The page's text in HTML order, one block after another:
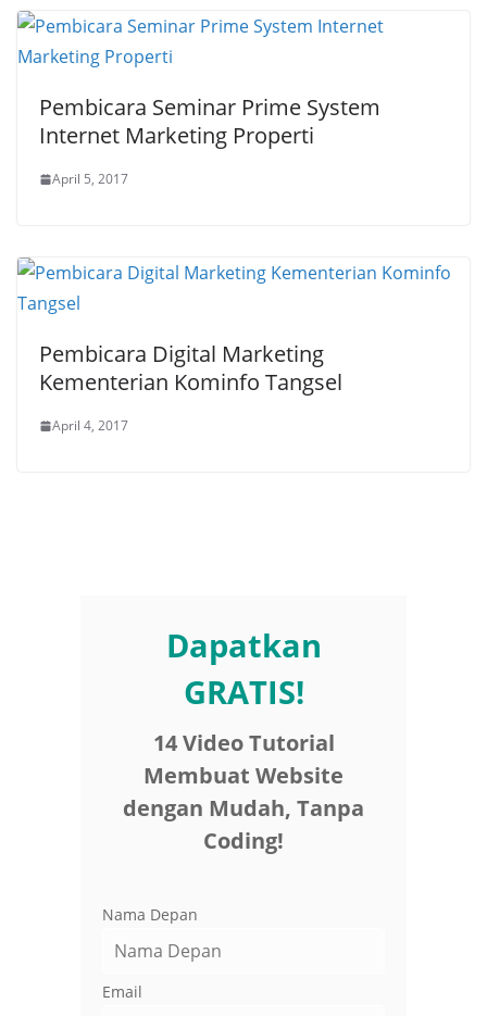
Pembicara Seminar Prime System
Internet Marketing Properti
April 5, 2017
Pembicara Digital Marketing
Kementerian Kominfo Tangsel
April 4, 2017
Dapatkan
GRATIS!
14 Video Tutorial
Membuat Website
dengan Mudah, Tanpa
Coding!
Nama Depan
Email